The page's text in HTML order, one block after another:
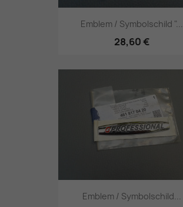
Emblem / Symbolschild "...
28,60 €
Emblem / Symbolschild...